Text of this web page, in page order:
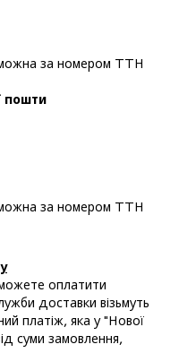
за номером ТТН
пошти
за номером ТТН
оплатити
доставки візьмуть
платіж, яка у "Нової
суми замовлення,